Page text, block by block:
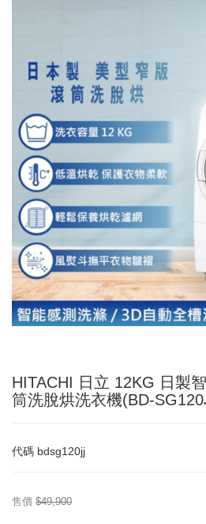
HITACHI 日立 12KG 日製
筒洗脫烘洗衣機(BD-
代碼 bdsg120jj
售價 $49,900